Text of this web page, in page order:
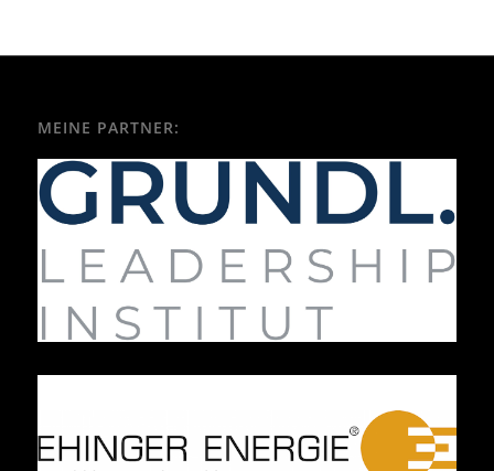
MEINE PARTNER: